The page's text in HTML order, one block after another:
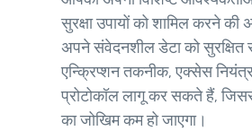
सुरक्षा उपायों को शामिल करने
अपने संवेदनशील डेटा को
एन्क्रिप्शन तकनीक, एक्सेस
प्रोटोकॉल लागू कर सकते हैं,
का जोखिम कम हो जाएगा।